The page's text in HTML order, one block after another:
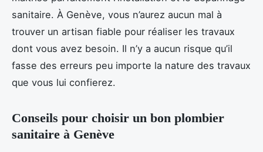
sanitaire. À Genève, vous n’aurez aucun mal à
trouver un artisan fiable pour réaliser les travaux
dont vous avez besoin. Il n’y a aucun risque qu’il
fasse des erreurs peu importe la nature des travaux
que vous lui confierez.
Conseils pour choisir un bon plombier
sanitaire à Genève